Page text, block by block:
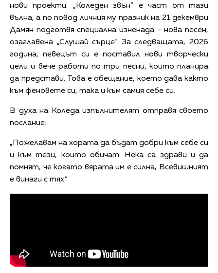
нови проекти. „Коледен звън“ е част от тази
вълна, а по повод личния му празник на 21 декември
Дамян подготвя специална изненада – нова песен,
озаглавена „Слушай сърце“. За следващата, 2026
година, певецът си е поставил нови творчески
цели и вече работи по три песни, които планира
да представи. Това е обещание, което дава както
към феновете си, така и към самия себе си.
В духа на Коледа изпълнителят отправя своето
послание:
„Пожелавам на хората да бъдат добри към себе си
и към тези, които обичат. Нека са здрави и да
помнят, че когато вярата им е силна, Всевишният
е винаги с тях.“